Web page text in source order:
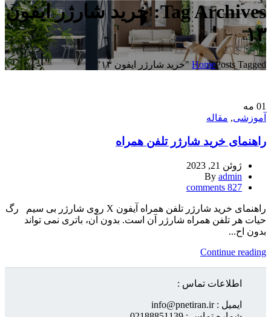
Tag Archives: خرید شارژر ایفون
۱۳
HomePosts Tagged "خرید شارژر ایفون ۱۳"
01 مه
آموزشی, مقاله
راهنمای خرید شارژر تلفن همراه
ژوئن 21, 2023
By admin
827
comments
راهنمای خرید شارژر تلفن همراه آیفون X روی شارژر بی سیم رگ
حیات هر تلفن همراه شارژر آن است. بدون آن، باتری نمی تواند
بدون اح...
Continue reading
اطلاعات تماس :
ایمیل : info@pnetiran.ir